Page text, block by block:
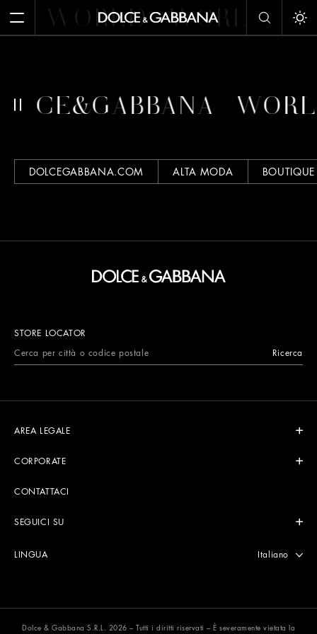
Apri il menuWORLD WORLD
DOLCEGABBANA.COM ALTA MODA BOUTIQUE
STORE LOCATOR
Ricerca
AREA LEGALE
CORPORATE
CONTATTACI
SEGUICI SU
LINGUA Seleziona
Italiano
Dolce & Gabbana S.R.L. 2026 – Tutti i diritti riservati – È severamente vietata la